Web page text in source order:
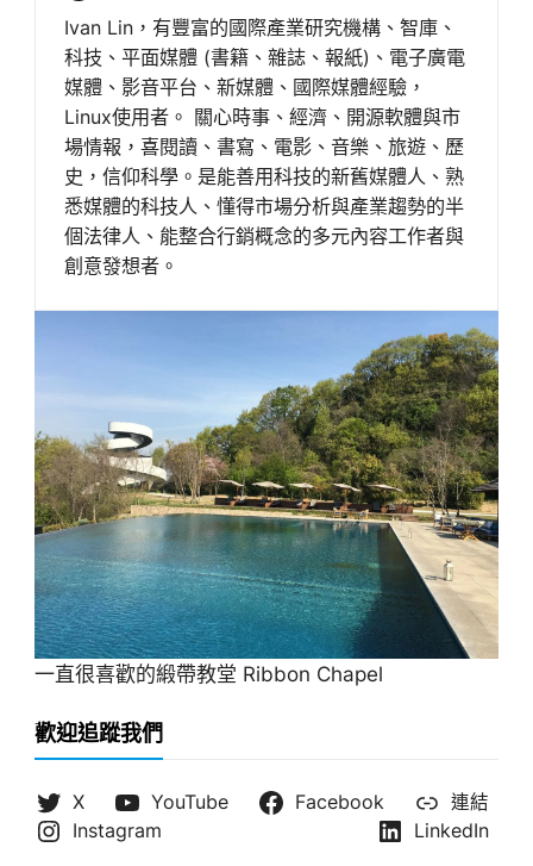
Ivan Lin，有豐富的國際產業研究機構、智庫、
科技、平面媒體 (書籍、雜誌、報紙)、電子廣電
媒體、影音平台、新媒體、國際媒體經驗，
Linux使用者。 關心時事、經濟、開源軟體與市
場情報，喜閱讀、書寫、電影、音樂、旅遊、歷
史，信仰科學。是能善用科技的新舊媒體人、熟
悉媒體的科技人、懂得市場分析與產業趨勢的半
個法律人、能整合行銷概念的多元內容工作者與
創意發想者。
一直很喜歡的緞帶教堂 Ribbon Chapel
歡迎追蹤我們
X YouTube Facebook
連結
Instagram
LinkedIn